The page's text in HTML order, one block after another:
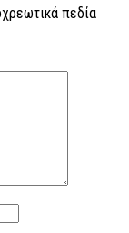
πεδία